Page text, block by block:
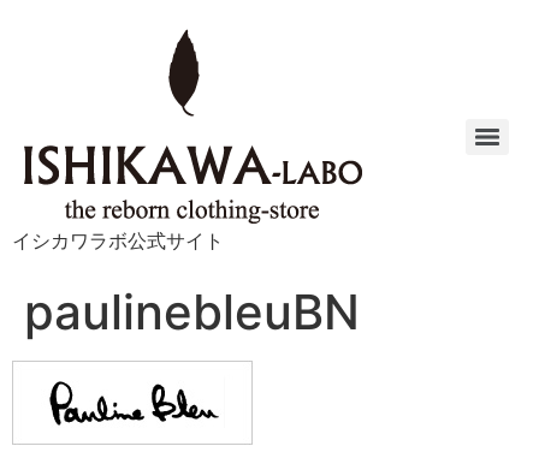
イシカワラボ公式サイト
paulinebleuBN